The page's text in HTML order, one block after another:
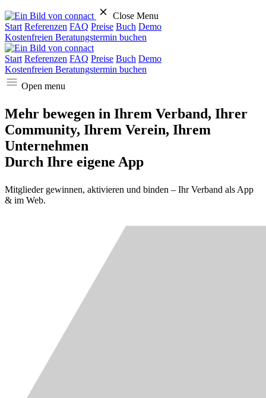
Close Menu
Start Referenzen FAQ Preise Buch Demo
Kostenfreien Beratungstermin buchen
Start Referenzen FAQ Preise Buch Demo
Kostenfreien Beratungstermin buchen
Open menu
Mehr bewegen in Ihrem Verband, Ihrer
Community, Ihrem Verein, Ihrem
Unternehmen
Durch Ihre eigene App
Mitglieder gewinnen, aktivieren und binden – Ihr Verband als App
& im Web.